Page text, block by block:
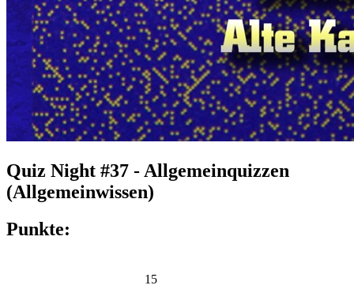
Quiz Night #37 - Allgemeinquizzen
(Allgemeinwissen)
Punkte:
15